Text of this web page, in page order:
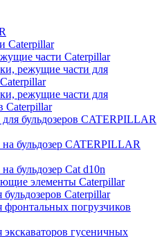
Caterpillar
части Caterpillar
режущие части для
режущие части для
Caterpillar
для бульдозеров CATERPILLAR
на бульдозер CATERPILLAR
бульдозер Сat d10n
элементы Caterpillar
Caterpillar
погрузчиков
гусеничных